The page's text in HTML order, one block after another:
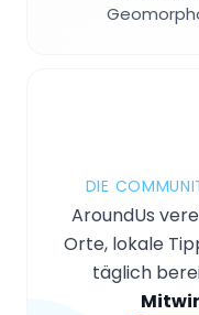
DIE
AroundUs
Orte, lokale
täglich